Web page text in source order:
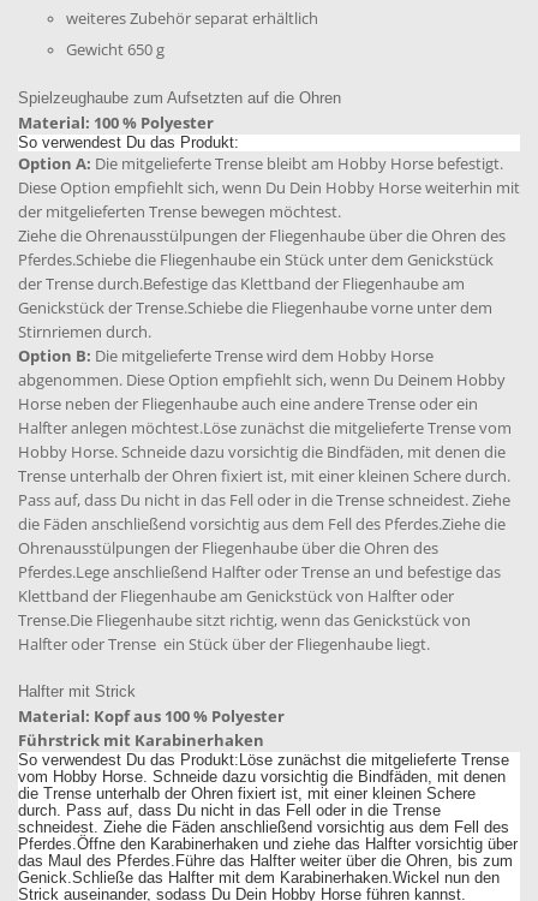
weiteres Zubehör separat erhältlich
Gewicht 650 g
Spielzeughaube zum Aufsetzten auf die Ohren
Material: 100 % Polyester
So verwendest Du das Produkt:
Option A: Die mitgelieferte Trense bleibt am Hobby Horse befestigt.
Diese Option empfiehlt sich, wenn Du Dein Hobby Horse weiterhin mit
der mitgelieferten Trense bewegen möchtest.
Ziehe die Ohrenausstülpungen der Fliegenhaube über die Ohren des
Pferdes.Schiebe die Fliegenhaube ein Stück unter dem Genickstück
der Trense durch.Befestige das Klettband der Fliegenhaube am
Genickstück der Trense.Schiebe die Fliegenhaube vorne unter dem
Stirnriemen durch.
Option B: Die mitgelieferte Trense wird dem Hobby Horse
abgenommen. Diese Option empfiehlt sich, wenn Du Deinem Hobby
Horse neben der Fliegenhaube auch eine andere Trense oder ein
Halfter anlegen möchtest.Löse zunächst die mitgelieferte Trense vom
Hobby Horse. Schneide dazu vorsichtig die Bindfäden, mit denen die
Trense unterhalb der Ohren fixiert ist, mit einer kleinen Schere durch.
Pass auf, dass Du nicht in das Fell oder in die Trense schneidest. Ziehe
die Fäden anschließend vorsichtig aus dem Fell des Pferdes.Ziehe die
Ohrenausstülpungen der Fliegenhaube über die Ohren des
Pferdes.Lege anschließend Halfter oder Trense an und befestige das
Klettband der Fliegenhaube am Genickstück von Halfter oder
Trense.Die Fliegenhaube sitzt richtig, wenn das Genickstück von
Halfter oder Trense ein Stück über der Fliegenhaube liegt.
Halfter mit Strick
Material: Kopf aus 100 % Polyester
Führstrick mit Karabinerhaken
So verwendest Du das Produkt: Löse zunächst die mitgelieferte Trense
vom Hobby Horse. Schneide dazu vorsichtig die Bindfäden, mit denen
die Trense unterhalb der Ohren fixiert ist, mit einer kleinen Schere
durch. Pass auf, dass Du nicht in das Fell oder in die Trense
schneidest. Ziehe die Fäden anschließend vorsichtig aus dem Fell des
Pferdes.Öffne den Karabinerhaken und ziehe das Halfter vorsichtig über
das Maul des Pferdes. Führe das Halfter weiter über die Ohren, bis zum
Genick.Schließe das Halfter mit dem Karabinerhaken.Wickel nun den
Strick auseinander, sodass Du Dein Hobby Horse führen kannst.